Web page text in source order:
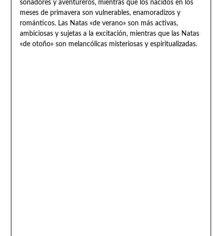
soñadores y aventureros, mientras que los nacidos en los
meses de primavera son vulnerables, enamoradizos y
románticos. Las Natas «de verano» son más activas,
ambiciosas y sujetas a la excitación, mientras que las Natas
«de otoño» son melancólicas misteriosas y espiritualizadas.